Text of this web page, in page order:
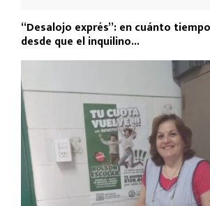
“Desalojo exprés”: en cuánto
desde que el inquilino...